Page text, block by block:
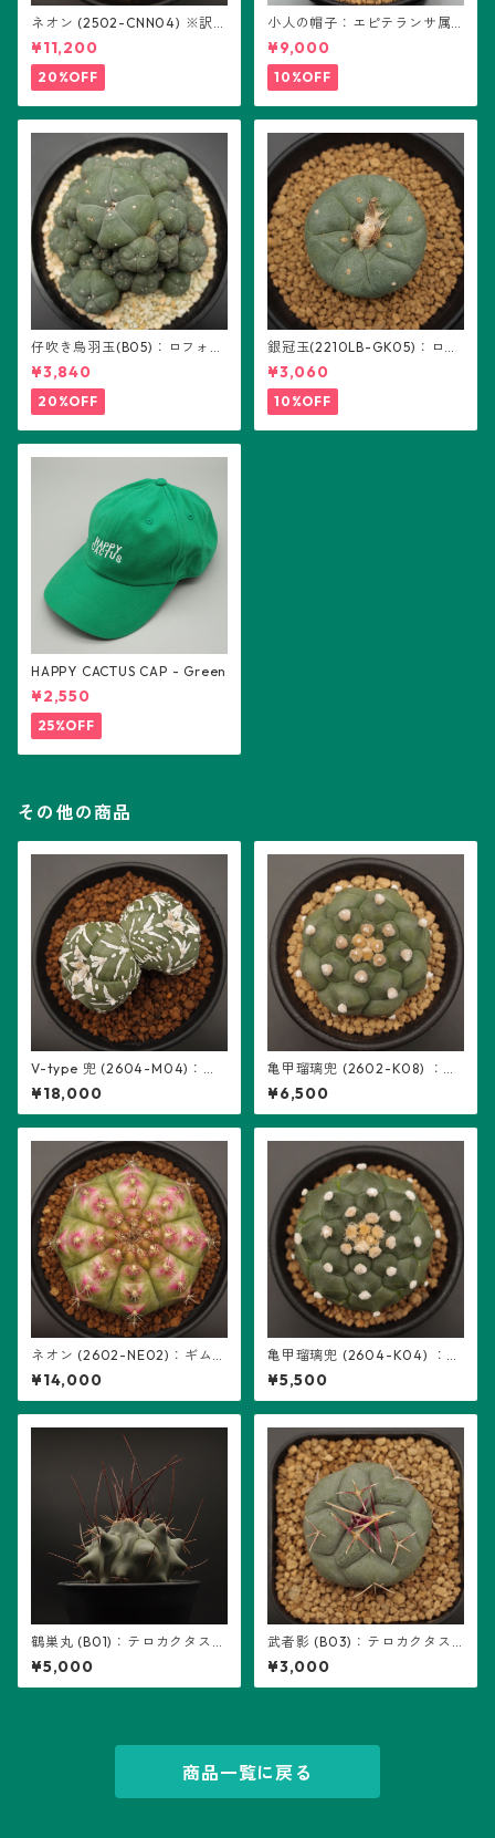
ネオン (2502-CNN04) ※訳あ
り：ギムノカリキウム属 ※実
生
¥11,200
20%OFF
小人の帽子：エピテランサ属
(B01)
¥9,000
10%OFF
仔吹き烏羽玉(B05)：ロフォフ
ォラ属
¥3,840
20%OFF
銀冠玉(2210LB-GK05)：ロフ
ォフォラ属 ※実生
¥3,060
10%OFF
HAPPY CACTUS CAP - Green
¥2,550
25%OFF
その他の商品
V-type 兜 (2604-M04)：ア
ストロフィツム属 ※実生、2頭
立ち、5稜
¥18,000
亀甲瑠璃兜 (2602-K08) ：ア
ストロフィツム属 ※実生
¥6,500
ネオン (2602-NE02)：ギムノ
カリキウム属 ※実生
¥14,000
亀甲瑠璃兜 (2604-K04) ：ア
ストロフィツム属 ※実生
¥5,500
鶴巣丸 (B01)：テロカクタス属
※実生
¥5,000
武者影 (B03)：テロカクタス
属 ※実生
¥3,000
商品一覧に戻る